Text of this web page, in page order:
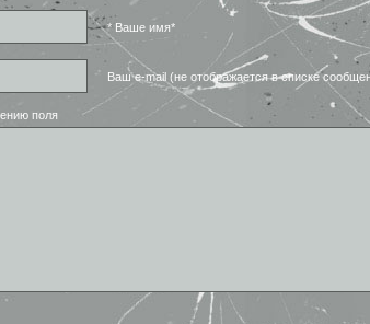
* Ваше имя*
Ваш e-mail (не отображается в списке
поля